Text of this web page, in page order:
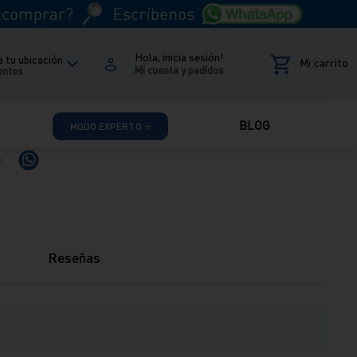
tu ubicación Hola, inicia sesión!
MODO EXPERTO ⭐ BLOG
: Tienes hasta 7 días útiles desde la recepción de tu producto
01 604 4646 Venta whatsapp 01) 604 4646
Reseñas